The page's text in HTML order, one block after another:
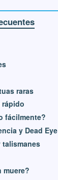
raras
rápido
fácilmente?
y Dead Eye
talismanes
muere?